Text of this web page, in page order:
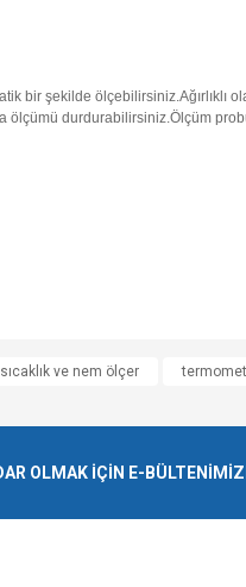
bir şekilde ölçebilirsiniz.Ağırlıklı
ölçümü durdurabilirsiniz.Ölçüm
Bu
sıcaklık ve nem ölçer
OLMAK İÇİN E-